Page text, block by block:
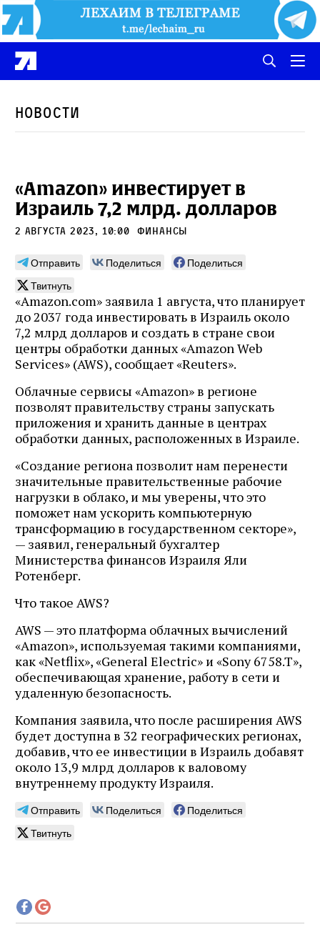
Новости
«Amazon» инвестирует в
Израиль 7,2 млрд. долларов
2 августа 2023, 10:00 финансы
Отправить Поделиться
Поделиться
Твитнуть
«Amazon.com» заявила 1 августа, что планирует
до 2037 года инвестировать в Израиль около
7,2 млрд долларов и создать в стране свои
центры обработки данных «Amazon Web
Services» (AWS), сообщает «Reuters».
Облачные сервисы «Amazon» в регионе
позволят правительству страны запускать
приложения и хранить данные в центрах
обработки данных, расположенных в Израиле.
«Создание региона позволит нам перенести
значительные правительственные рабочие
нагрузки в облако, и мы уверены, что это
поможет нам ускорить компьютерную
трансформацию в государственном секторе»,
— заявил, генеральный бухгалтер
Министерства финансов Израиля Яли
Ротенберг.
Что такое AWS?
AWS — это платформа облачных вычислений
«Amazon», используемая такими компаниями,
как «Netflix», «General Electric» и «Sony 6758.T»,
обеспечивающая хранение, работу в сети и
удаленную безопасность.
Компания заявила, что после расширения AWS
будет доступна в 32 географических регионах,
добавив, что ее инвестиции в Израиль добавят
около 13,9 млрд долларов к валовому
внутреннему продукту Израиля.
Отправить Поделиться
Поделиться
Твитнуть